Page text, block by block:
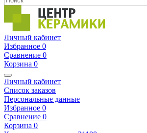
Личный кабинет
Избранное 0
Сравнение 0
Корзина 0
Личный кабинет
Список заказов
Персональные данные
Избранное 0
Сравнение 0
Корзина 0